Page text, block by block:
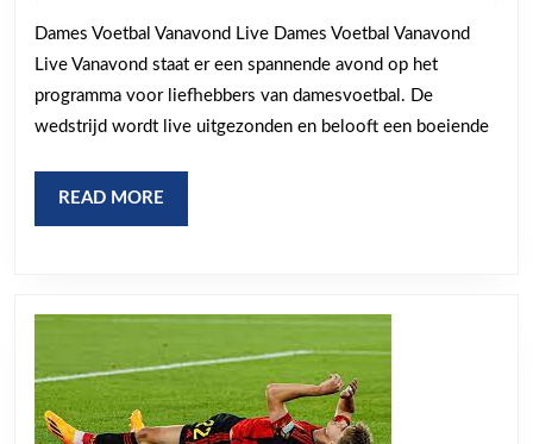
Live
op
TV
Dames Voetbal Vanavond Live Dames Voetbal Vanavond
Live Vanavond staat er een spannende avond op het
programma voor liefhebbers van damesvoetbal. De
wedstrijd wordt live uitgezonden en belooft een boeiende
READ MORE
MORE